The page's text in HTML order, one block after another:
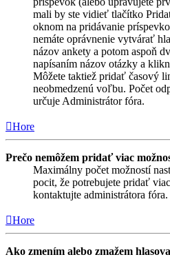
mali by ste vidieť tlačítko
oknom na pridávanie
nemáte oprávnenie vytvárať
názov ankety a potom aspoň
napísaním názov otázky a
Môžete taktiež pridať časový
neobmedzenú voľbu. Počet
určuje Administrátor fóra.
Hore
Prečo nemôžem pridať viac
Maximálny počet možností
pocit, že potrebujete pridať
kontaktujte administrátora fóra.
Hore
Ako zmením alebo zmažem